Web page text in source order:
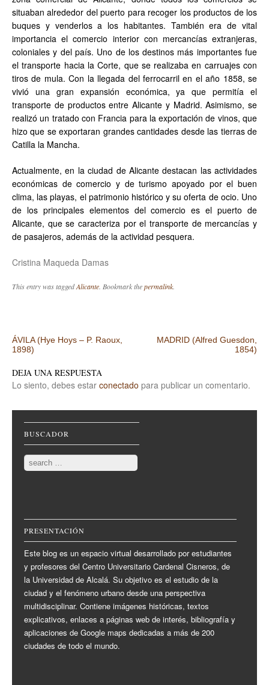
situaban alrededor del puerto para recoger los productos de los
buques y venderlos a los habitantes. También era de vital
importancia el comercio interior con mercancías extranjeras,
coloniales y del país. Uno de los destinos más importantes fue
el transporte hacia la Corte, que se realizaba en carruajes con
tiros de mula. Con la llegada del ferrocarril en el año 1858, se
vivió una gran expansión económica, ya que permitía el
transporte de productos entre Alicante y Madrid. Asimismo, se
realizó un tratado con Francia para la exportación de vinos, que
hizo que se exportaran grandes cantidades desde las tierras de
Catilla la Mancha.
Actualmente, en la ciudad de Alicante destacan las actividades
económicas de comercio y de turismo apoyado por el buen
clima, las playas, el patrimonio histórico y su oferta de ocio. Uno
de los principales elementos del comercio es el puerto de
Alicante, que se caracteriza por el transporte de mercancías y
de pasajeros, además de la actividad pesquera.
Cristina Maqueda Damas
This entry was taggedAlicante. Bookmark thepermalink.
Post navigation
ÁVILA (Hye Hoys – P. Raoux,
1898)
MADRID (Alfred Guesdon,
1854)
DEJA UNA RESPUESTA
Lo siento, debes estar conectado para publicar un comentario.
BUSCADOR
Search
PRESENTACIÓN
Este blog es un espacio virtual desarrollado por estudiantes
y profesores del Centro Universitario Cardenal Cisneros, de
la Universidad de Alcalá. Su objetivo es el estudio de la
ciudad y el fenómeno urbano desde una perspectiva
multidisciplinar. Contiene imágenes históricas, textos
explicativos, enlaces a páginas web de interés, bibliografía y
aplicaciones de Google maps dedicadas a más de 200
ciudades de todo el mundo.